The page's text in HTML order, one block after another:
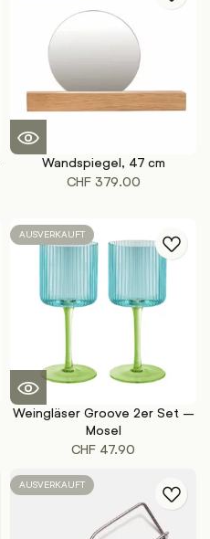
Wandspiegel, 47 cm
CHF379.00
AUSVERKAUFT
Weingläser Groove 2er Set –
Mosel
CHF 47.90
AUSVERKAUFT